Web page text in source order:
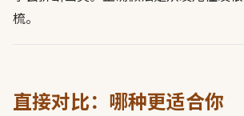
梳。
直接对比：哪种更适合你